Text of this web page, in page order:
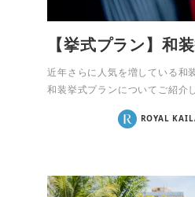
【挙式プラン】和
近年さらに人気を増している和
和装挙式プランについてご紹介
ROYAL